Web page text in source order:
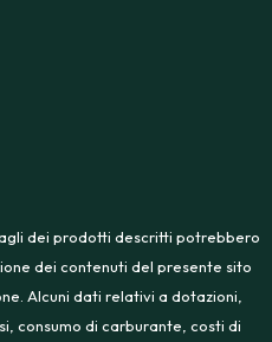
dei prodotti descritti potrebbero
dei contenuti del presente sito
Alcuni dati relativi a dotazioni,
consumo di carburante, costi di